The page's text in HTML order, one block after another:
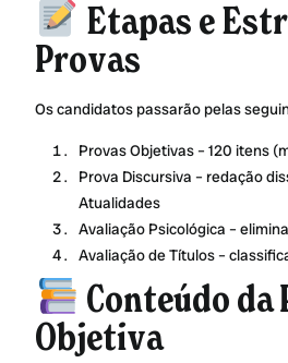
Etapas e
Provas
Os candidatos passarão pelas
Provas Objetivas – 120 itens
Prova Discursiva – redação
Atualidades
Avaliação Psicológica –
Avaliação de Títulos –
Conteúdo da
Objetiva